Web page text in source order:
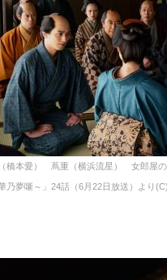
橋本愛） 蔦重（横浜流星） 女郎屋
乃夢噺～」24話（6月22日放送）より